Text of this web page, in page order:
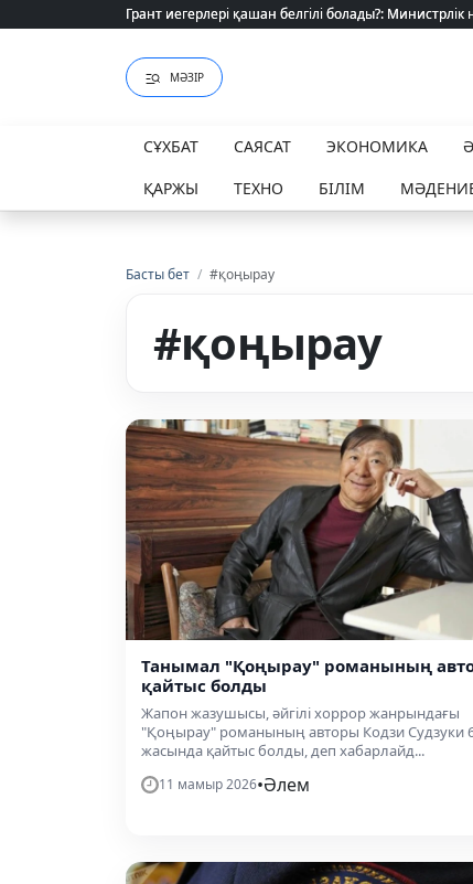
Грант иегерлері қашан белгілі болады?: Министрлік
Грант иегерлері қашан белгілі болады?: Министрлік
МӘЗІР
СҰХБАТ САЯСАТ ЭКОНОМИКА
ҚАРЖЫ
ТЕХНО БІЛІМ
Басты бет / #қоңырау
#қоңырау
Танымал "Қоңырау" романының
қайтыс болды
Жапон жазушысы, әйгілі хоррор жанрындағы
"Қоңырау" романының авторы Кодзи Судзуки
жасында қайтыс болды, деп хабарлайд...
11 мамыр 2026•Әлем